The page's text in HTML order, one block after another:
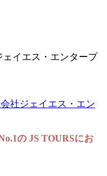
イエス・エンタープ
の JS TOURSにお